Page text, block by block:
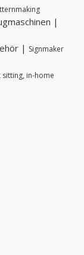
|
| Signmaker
sitting, in-home